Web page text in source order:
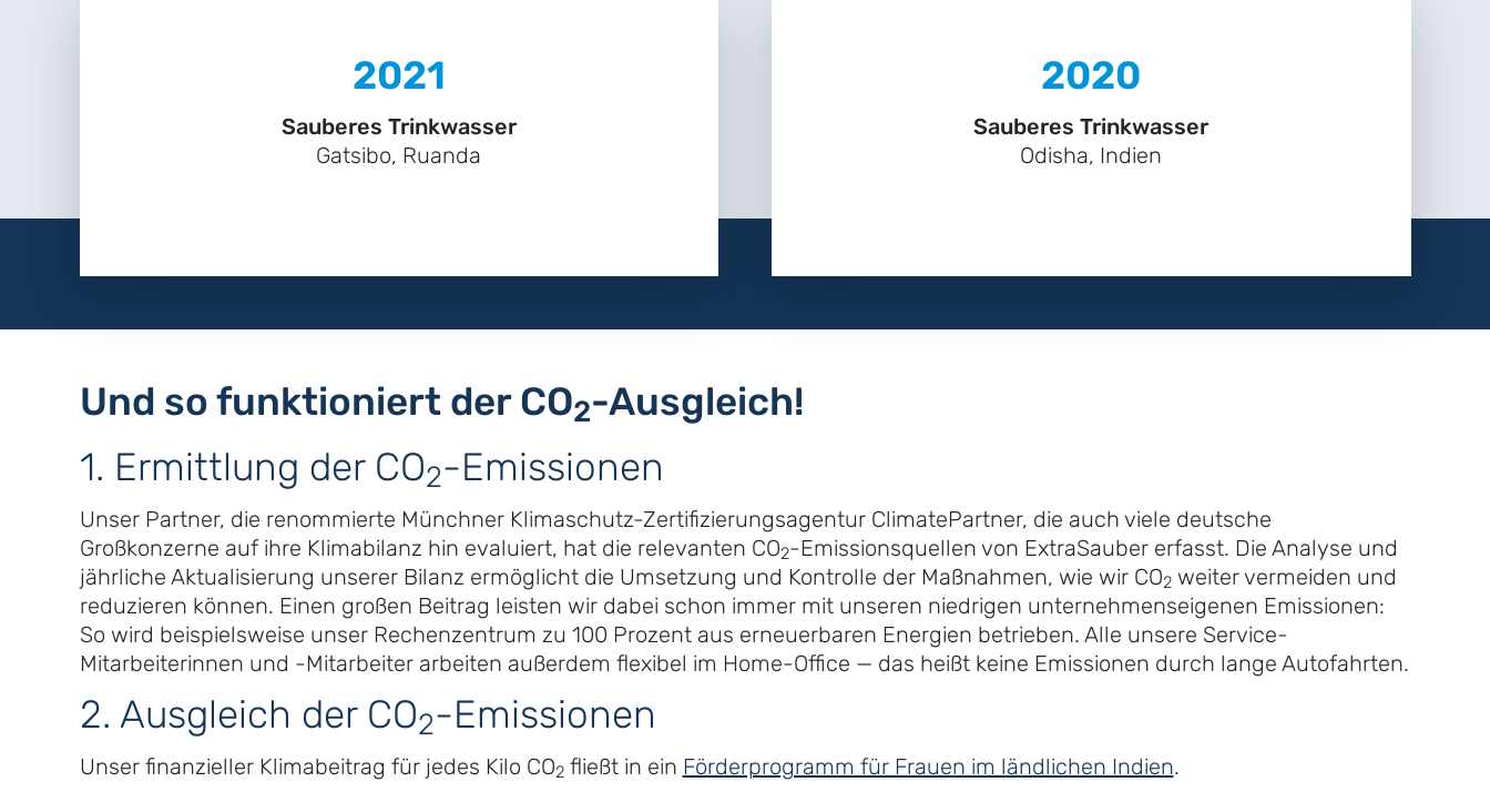
2021
Sauberes Trinkwasser
Gatsibo, Ruanda
2020
Sauberes Trinkwasser
Odisha, Indien
Und so funktioniert der CO2-Ausgleich!
1. Ermittlung der CO2-Emissionen
Unser Partner, die renommierte Münchner Klimaschutz-Zertifizierungsagentur ClimatePartner, die auch viele deutsche
Großkonzerne auf ihre Klimabilanz hin evaluiert, hat die relevanten CO2-Emissionsquellen von ExtraSauber erfasst. Die Analyse und
jährliche Aktualisierung unserer Bilanz ermöglicht die Umsetzung und Kontrolle der Maßnahmen, wie wir CO2weiter vermeiden und
reduzieren können. Einen großen Beitrag leisten wir dabei schon immer mit unseren niedrigen unternehmenseigenen Emissionen:
So wird beispielsweise unser Rechenzentrum zu 100 Prozent aus erneuerbaren Energien betrieben. Alle unsere Service-
Mitarbeiterinnen und -Mitarbeiter arbeiten außerdem flexibel im Home-Office — das heißt keine Emissionen durch lange Autofahrten.
2. Ausgleich der CO2-Emissionen
Unser finanzieller Klimabeitrag für jedes Kilo CO2fließt in ein Förderprogramm für Frauen im ländlichen Indien.